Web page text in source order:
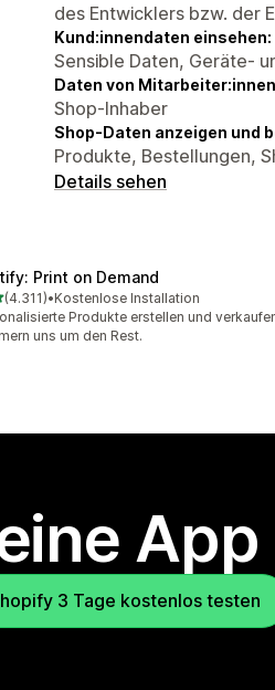
des Entwicklers bzw. der
Kund:innendaten einsehen:
Sensible Daten, Geräte-
Daten von
Shop-Inhaber
Shop-Daten anzeigen und
Produkte, Bestellungen,
Details sehen
Print on Demand
5 Sternen
(4.311)
Rezensionen insgesamt
•Kostenlose Installation
Produkte erstellen und
uns um den Rest.
3 Tage kostenlos testen